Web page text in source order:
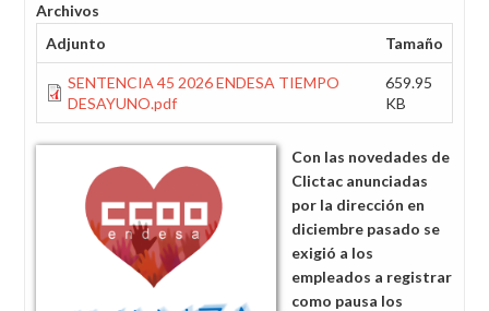
Archivos
Adjunto
Tamaño
SENTENCIA 45 2026 ENDESA TIEMPO
DESAYUNO.pdf
659.95
KB
Con las novedades de
Clictac anunciadas
por la dirección en
diciembre pasado se
exigió a los
empleados a registrar
como pausa los